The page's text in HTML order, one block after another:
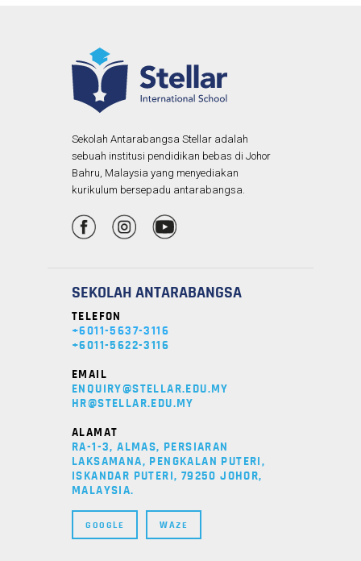
Sekolah Antarabangsa Stellar adalah
sebuah institusi pendidikan bebas di Johor
Bahru, Malaysia yang menyediakan
kurikulum bersepadu antarabangsa.
SEKOLAH ANTARABANGSA
TELEFON
+6011-5637-3116
+6011-5622-3116
EMAIL
ENQUIRY@STELLAR.EDU.MY
HR@STELLAR.EDU.MY
ALAMAT
RA-1-3, ALMAS, PERSIARAN
LAKSAMANA, PENGKALAN PUTERI,
ISKANDAR PUTERI, 79250 JOHOR,
MALAYSIA.
GOOGLE WAZE